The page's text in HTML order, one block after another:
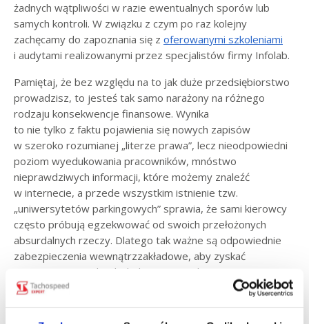
żadnych wątpliwości w razie ewentualnych sporów lub
samych kontroli. W związku z czym po raz kolejny
zachęcamy do zapoznania się z oferowanymi szkoleniami
i audytami realizowanymi przez specjalistów firmy Infolab.
Pamiętaj, że bez względu na to jak duże przedsiębiorstwo
prowadzisz, to jesteś tak samo narażony na różnego
rodzaju konsekwencje finansowe. Wynika
to nie tylko z faktu pojawienia się nowych zapisów
w szeroko rozumianej „literze prawa”, lecz nieodpowiedni
poziom wyedukowania pracowników, mnóstwo
nieprawdziwych informacji, które możemy znaleźć
w internecie, a przede wszystkim istnienie tzw.
„uniwersytetów parkingowych” sprawia, że sami kierowcy
często próbują egzekwować od swoich przełożonych
absurdalnych rzeczy. Dlatego tak ważne są odpowiednie
zabezpieczenia wewnątrzzakładowe, aby zyskać
przynajmniej trochę dodatkowego spokoju w poczet
ciągnącego się latami sporu sądowego, gdzie będziemy
pozwami, które mogą spłynąć za sprawą odpowiednich